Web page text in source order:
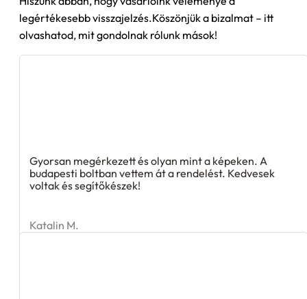
Hiszünk abban, hogy vásárlóink véleménye a
legértékesebb visszajelzés.Köszönjük a bizalmat – itt
olvashatod, mit gondolnak rólunk mások!
Gyorsan megérkezett és olyan mint a képeken. A
budapesti boltban vettem át a rendelést. Kedvesek